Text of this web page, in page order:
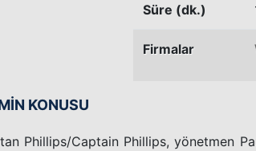
Süre (dk.)
Firmalar
KONUSU
Phillips/Captain Phillips, yönetmen